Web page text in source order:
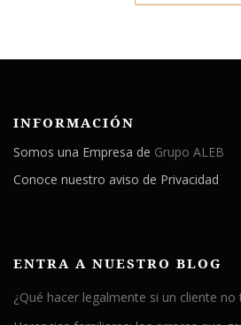
INFORMACIÓN
Somos una Empresa de Grupo ALEB
Conoce nuestro aviso de Privacidad
ENTRA A NUESTRO BLOG
¿Qué hacer legalmente si un cliente no